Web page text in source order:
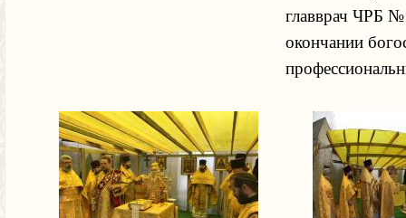
главврач ЧРБ №
окончании